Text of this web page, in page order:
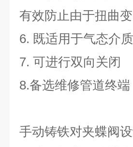
有效防止由于扭曲
6. 既适用于气态介
7. 可进行双向关闭
8.备选维修管道终端
手动铸铁对夹蝶阀